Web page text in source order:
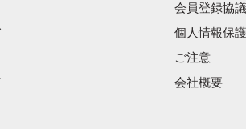
会員登録協
個人情報保
ご注意
会社概要